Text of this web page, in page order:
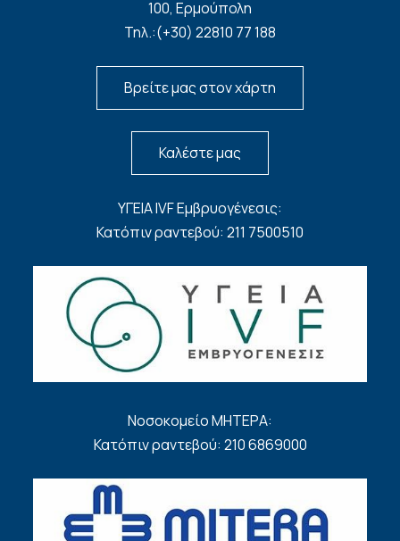
100, Ερμούπολη
Τηλ.:(+30) 22810 77 188
Βρείτε μας στον χάρτη
Καλέστε μας
ΥΓΕΙΑ IVF Εμβρυογένεσις:
Κατόπιν ραντεβού: 211 7500510
Νοσοκομείο ΜΗΤΕΡΑ:
Κατόπιν ραντεβού: 210 6869000